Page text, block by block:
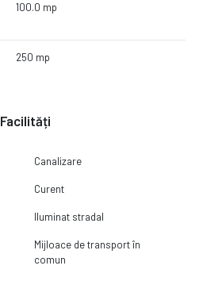
100.0 mp
250 mp
Facilități
Canalizare
Curent
Iluminat stradal
Mijloace de transport în
comun